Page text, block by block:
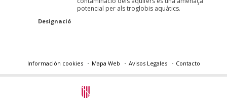
potencial per als troglobis aquàtics.
Designació
Información cookies Mapa Web Avisos Legales Contacto